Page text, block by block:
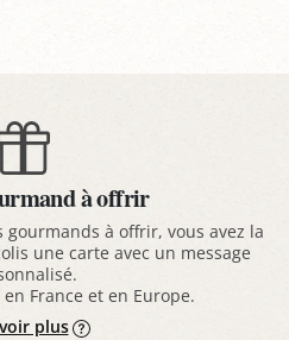
à offrir
gourmands à offrir, vous avez la
une carte avec un message
France et en Europe.
plus